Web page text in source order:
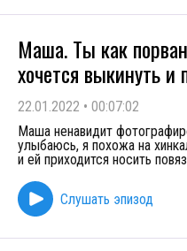
Маша. Ты как
хочется выкинуть
22.01.2022 • 00:07:02
Маша ненавидит
улыбаюсь, я похожа на
и ей приходится носить
Слушать эпизод